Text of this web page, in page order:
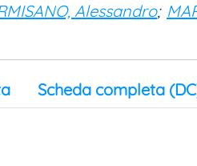
Alessandro;
Scheda completa